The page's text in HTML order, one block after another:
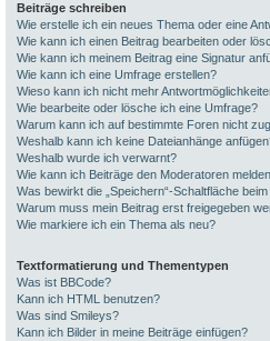
Beiträge schreiben
Wie erstelle ich ein neues Thema oder eine
Wie kann ich einen Beitrag bearbeiten oder
Wie kann ich meinem Beitrag eine Signatur
Wie kann ich eine Umfrage erstellen?
Wieso kann ich nicht mehr
Wie bearbeite oder lösche ich eine Umfrage?
Warum kann ich auf bestimmte Foren nicht
Weshalb kann ich keine Dateianhänge
Weshalb wurde ich verwarnt?
Wie kann ich Beiträge den Moderatoren
Was bewirkt die „Speichern“-Schaltfläche
Warum muss mein Beitrag erst freigegeben
Wie markiere ich ein Thema als neu?
Textformatierung und Thementypen
Was ist BBCode?
Kann ich HTML benutzen?
Was sind Smileys?
Kann ich Bilder in meine Beiträge einfügen?